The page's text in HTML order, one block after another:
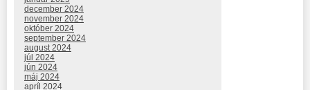
december 2024
november 2024
október 2024
september 2024
august 2024
júl 2024
jún 2024
máj 2024
apríl 2024